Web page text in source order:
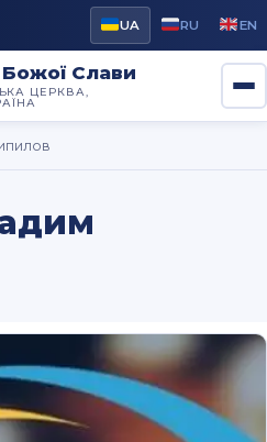
UA RU EN
Слави
ЦЕРКВА,